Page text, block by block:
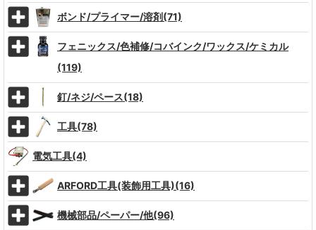
ボンド/プライマー/溶剤(71)
フェニックス/色補修/コバインク/ワックス/ケミカル
(119)
釘/ネジ/ペース(18)
工具(78)
電気工具(4)
ARFORD工具(装飾用工具)(16)
機械部品/ペーパー/他(96)